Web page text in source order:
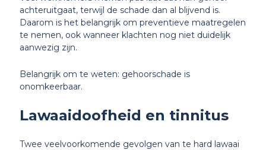
achteruitgaat, terwijl de schade dan al blijvend is.
Daarom is het belangrijk om preventieve maatregelen
te nemen, ook wanneer klachten nog niet duidelijk
aanwezig zijn.
Belangrijk om te weten: gehoorschade is
onomkeerbaar.
Lawaaidoofheid en tinnitus
Twee veelvoorkomende gevolgen van te hard lawaai